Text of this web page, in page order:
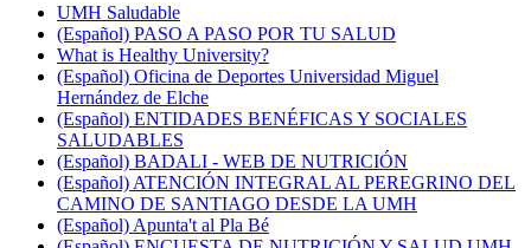
UMH Saludable
(Español) PASO A PASO POR TU SALUD
What is Healthy University?
(Español) Oficina de Deportes Universidad Miguel
Hernández de Elche
(Español) ENTIDADES BENÉFICAS Y SOCIALES
SALUDABLES
(Español) BADALI - WEB DE NUTRICIÓN
(Español) ATENCIÓN INTEGRAL AL PEREGRINO DEL
CAMINO DE SANTIAGO DESDE LA UMH
(Español) Apunta't al Pla Bé